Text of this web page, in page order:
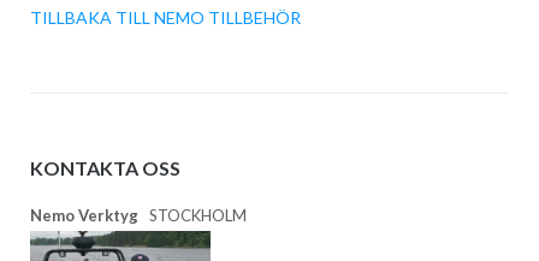
TILLBAKA TILL NEMO TILLBEHÖR
KONTAKTA OSS
Nemo Verktyg STOCKHOLM